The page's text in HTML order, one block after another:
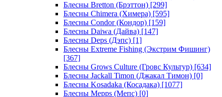
Блесны Bretton (Брэттон) [299]
Блесны Chimera (Химера) [595]
Блесны Condor (Кондор) [159]
Блесны Daiwa (Дайва) [147]
Блесны Deps (Дэпс) [1]
Блесны Extreme Fishing (Экстрим Фишинг)
[367]
Блесны Grows Culture (Гровс Культур) [634]
Блесны Jackall Timon (Джакал Тимон) [0]
Блесны Kosadaka (Косадака) [1077]
Блесны Mepps (Мепс) [0]